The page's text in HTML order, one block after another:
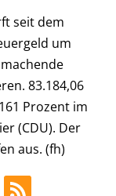
seit dem
um
83.184,06
Prozent im
(CDU). Der
aus. (fh)